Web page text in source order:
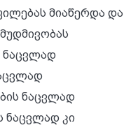
მიაწერდა და
ნაცვლად
ნაცვლად
ნაცვლად კი